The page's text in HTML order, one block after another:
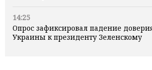
14:25
Опрос зафиксировал падение
Украины к президенту Зеленскому